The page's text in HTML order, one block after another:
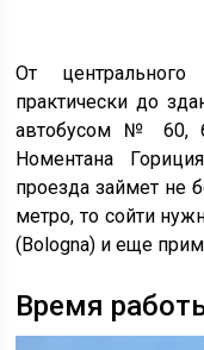
От
практически до
автобусом № 60,
Номентана
проезда займет не
метро, то сойти
(Bologna) и еще
Время